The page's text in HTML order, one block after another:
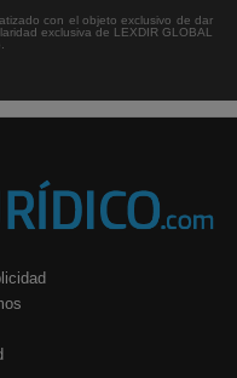
con el objeto exclusivo de dar
exclusiva de LEXDIR GLOBAL